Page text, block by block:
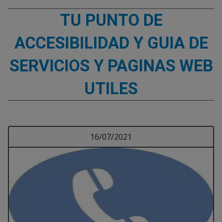
TU PUNTO DE
ACCESIBILIDAD Y GUIA DE
SERVICIOS Y PAGINAS WEB
UTILES
16/07/2021Leer más sobre